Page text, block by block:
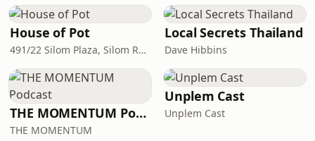
House of Pot
491/22 Silom Plaza, Silom Rd, Silom, Bang Rak, Bangkok, Thailand, 10500
Local Secrets Thailand
Dave Hibbins
THE MOMENTUM Podcast
THE MOMENTUM
Unplem Cast
Unplem Cast